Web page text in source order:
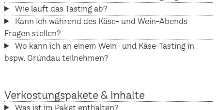
Wie läuft das Tasting ab?
Kann ich während des Käse- und Wein-Abends
Fragen stellen?
Wo kann ich an einem Wein- und Käse-Tasting in
bspw. Gründau teilnehmen?
Verkostungspakete & Inhalte
Was ist im Paket enthalten?